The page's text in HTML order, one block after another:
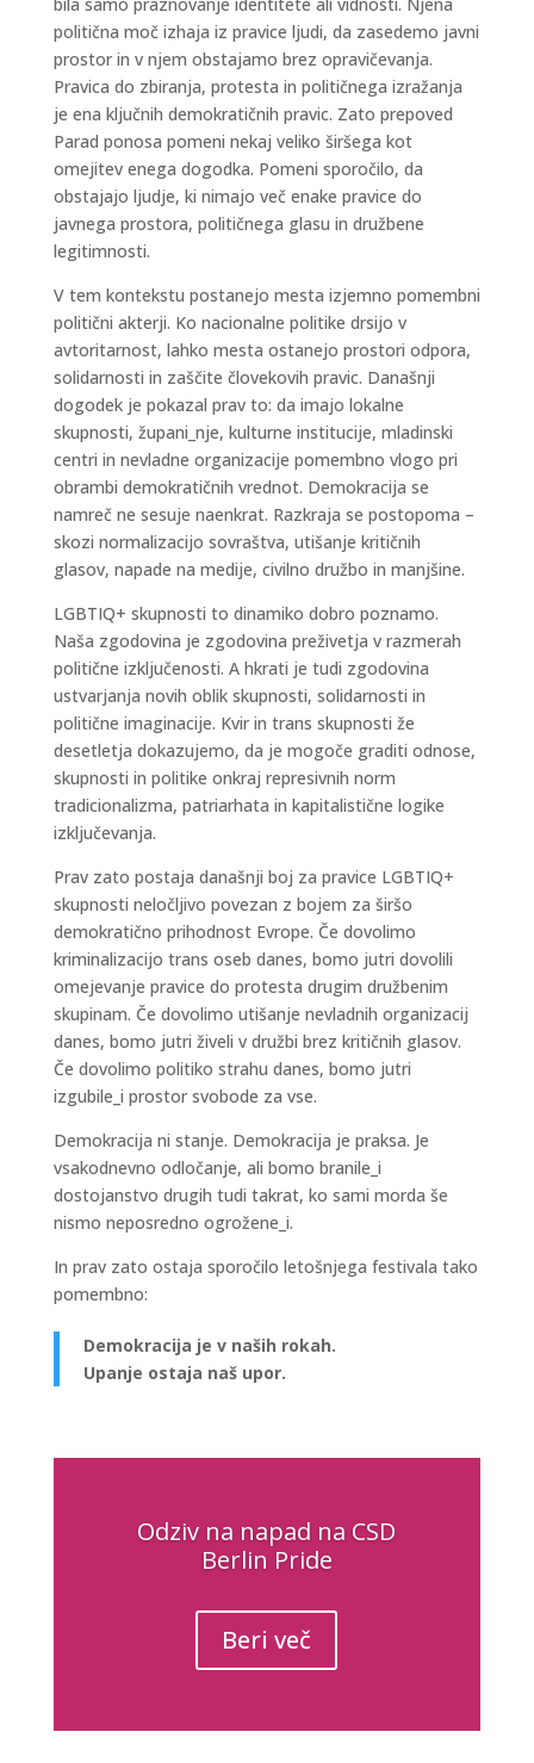
politična moč izhaja iz pravice ljudi, da zasedemo javni
prostor in v njem obstajamo brez opravičevanja.
Pravica do zbiranja, protesta in političnega izražanja
je ena ključnih demokratičnih pravic. Zato prepoved
Parad ponosa pomeni nekaj veliko širšega kot
omejitev enega dogodka. Pomeni sporočilo, da
obstajajo ljudje, ki nimajo več enake pravice do
javnega prostora, političnega glasu in družbene
legitimnosti.
V tem kontekstu postanejo mesta izjemno pomembni
politični akterji. Ko nacionalne politike drsijo v
avtoritarnost, lahko mesta ostanejo prostori odpora,
solidarnosti in zaščite človekovih pravic. Današnji
dogodek je pokazal prav to: da imajo lokalne
skupnosti, župani_nje, kulturne institucije, mladinski
centri in nevladne organizacije pomembno vlogo pri
obrambi demokratičnih vrednot. Demokracija se
namreč ne sesuje naenkrat. Razkraja se postopoma –
skozi normalizacijo sovraštva, utišanje kritičnih
glasov, napade na medije, civilno družbo in manjšine.
LGBTIQ+ skupnosti to dinamiko dobro poznamo.
Naša zgodovina je zgodovina preživetja v razmerah
politične izključenosti. A hkrati je tudi zgodovina
ustvarjanja novih oblik skupnosti, solidarnosti in
politične imaginacije. Kvir in trans skupnosti že
desetletja dokazujemo, da je mogoče graditi odnose,
skupnosti in politike onkraj represivnih norm
tradicionalizma, patriarhata in kapitalistične logike
izključevanja.
Prav zato postaja današnji boj za pravice LGBTIQ+
skupnosti neločljivo povezan z bojem za širšo
demokratično prihodnost Evrope. Če dovolimo
kriminalizacijo trans oseb danes, bomo jutri dovolili
omejevanje pravice do protesta drugim družbenim
skupinam. Če dovolimo utišanje nevladnih organizacij
danes, bomo jutri živeli v družbi brez kritičnih glasov.
Če dovolimo politiko strahu danes, bomo jutri
izgubile_i prostor svobode za vse.
Demokracija ni stanje. Demokracija je praksa. Je
vsakodnevno odločanje, ali bomo branile_i
dostojanstvo drugih tudi takrat, ko sami morda še
nismo neposredno ogrožene_i.
In prav zato ostaja sporočilo letošnjega festivala tako
pomembno:
Demokracija je v naših rokah.
Upanje ostaja naš upor.
Odziv na napad na CSD
Berlin Pride
Beri več